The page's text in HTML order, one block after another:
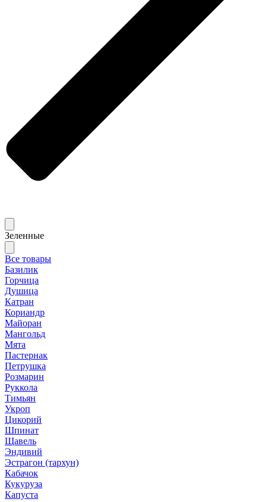
Зеленные
Все товары
Базилик
Горчица
Душица
Катран
Кориандр
Майоран
Мангольд
Мята
Пастернак
Петрушка
Розмарин
Руккола
Тимьян
Укроп
Цикорий
Шпинат
Щавель
Эндивий
Эстрагон (тархун)
Кабачок
Кукуруза
Капуста